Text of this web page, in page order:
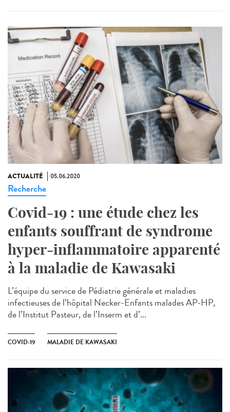
ACTUALITÉ 05.06.2020
Recherche
Covid-19 : une étude chez les
enfants souffrant de syndrome
hyper-inflammatoire apparenté
à la maladie de Kawasaki
L’équipe du service de Pédiatrie générale et maladies
infectieuses de l’hôpital Necker-Enfants malades AP-HP,
de l’Institut Pasteur, de l’Inserm et d’...
COVID-19 MALADIE DE KAWASAKI